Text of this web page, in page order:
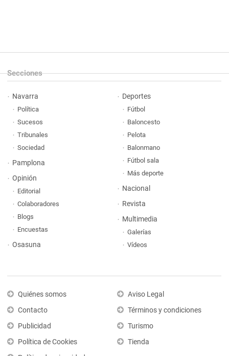
Secciones
Navarra
Política
Sucesos
Tribunales
Sociedad
Pamplona
Opinión
Editorial
Colaboradores
Blogs
Encuestas
Osasuna
Deportes
Fútbol
Baloncesto
Pelota
Balonmano
Fútbol sala
Más deporte
Nacional
Revista
Multimedia
Galerías
Vídeos
Quiénes somos
Contacto
Publicidad
Política de Cookies
Aviso Legal
Términos y condiciones
Turismo
Tienda